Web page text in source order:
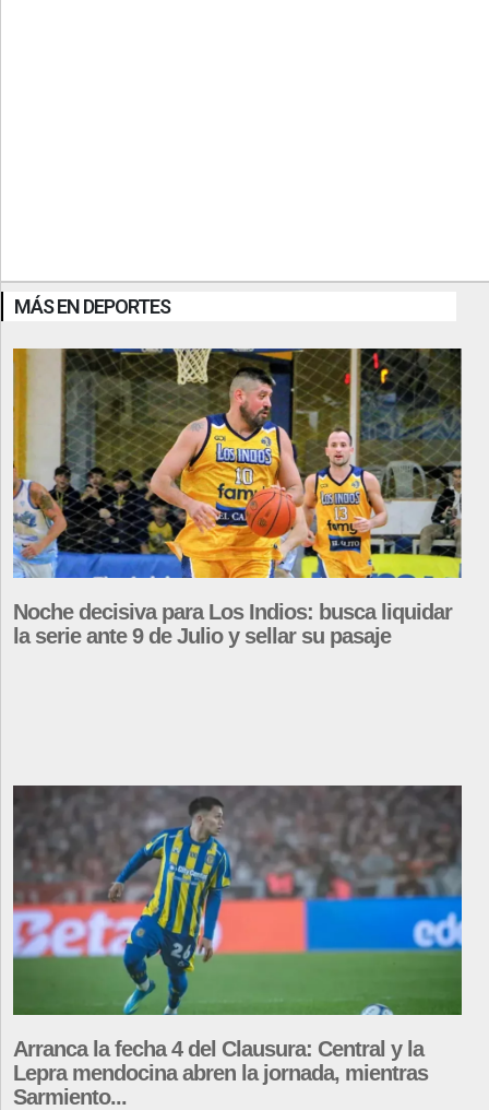
MÁS EN DEPORTES
Noche decisiva para Los Indios: busca liquidar
la serie ante 9 de Julio y sellar su pasaje
Arranca la fecha 4 del Clausura: Central y la
Lepra mendocina abren la jornada, mientras
Sarmiento...